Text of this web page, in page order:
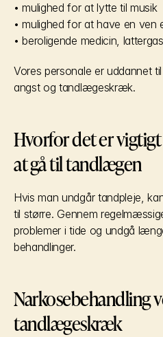
• mulighed for at lytte til musik
• mulighed for at have en ven
• beroligende medicin,
Vores personale er uddannet
angst og tandlægeskræk.
Hvorfor det er
at gå til tandlægen
Hvis man undgår tandpleje,
til større. Gennem
problemer i tide og undgå
behandlinger.
Narkosebehandling
tandlægeskræk